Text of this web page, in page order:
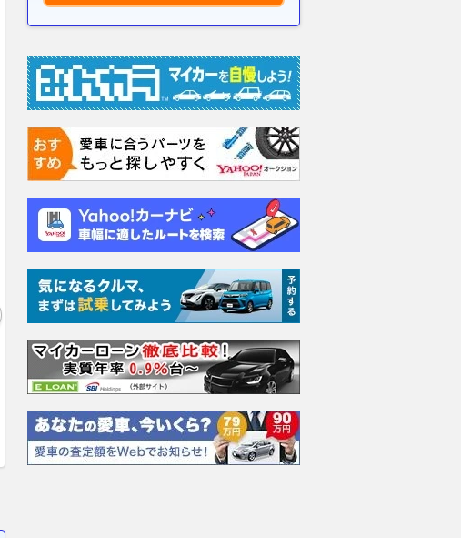
ダイハツ ムーヴキャン
バス 660 ストライプス
万円
アストンマーティン
V8 ヴァンテージ スポ
ーツシフト
支払総額
589.0万円
ホンダ NSX 3.0
支払総額
898